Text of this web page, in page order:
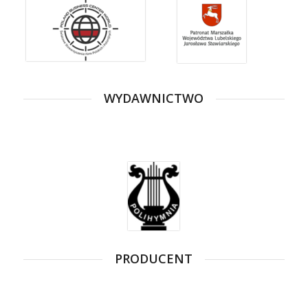
WYDAWNICTWO
PRODUCENT